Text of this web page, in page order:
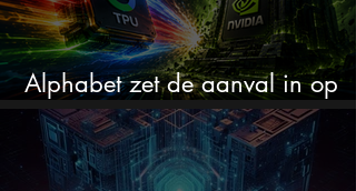
Alphabet zet de aanval in op
Nvidia met eigen AI-chips